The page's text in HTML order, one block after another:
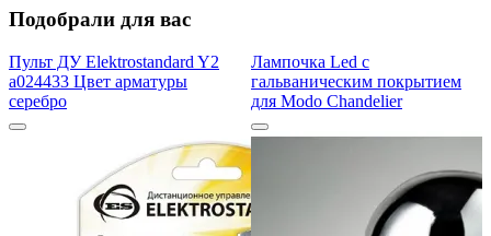
Подобрали для вас
Пульт ДУ Elektrostandard Y2
a024433 Цвет арматуры
серебро
Лампочка Led с
гальваническим покрытием
для Modo Chandelier